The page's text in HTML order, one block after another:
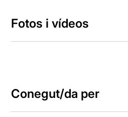
Fotos i vídeos
Conegut/da per